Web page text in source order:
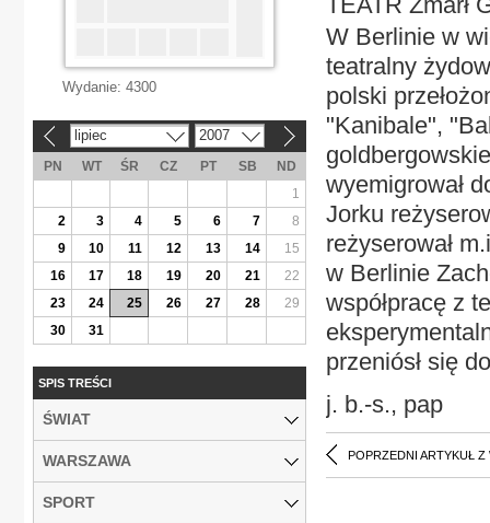
W Berlinie w
teatralny
polski
"Kanibale",
wyemigrował
Jorku
reżyserował
w Berlinie
współpracę z
przeniósł się
j. b.-s., pap
POPRZEDNI ARTYKUŁ Z
Wydanie: 4300
lipiec 2007
PN WT ŚR CZ PT SB
ND
1
2
3 4 5 6 7
8
9
10 11 12 13 14
15
16
17 18 19 20 21
22
23
24 25 26 27 28
29
30
31
SPIS TREŚCI
ŚWIAT
WARSZAWA
SPORT